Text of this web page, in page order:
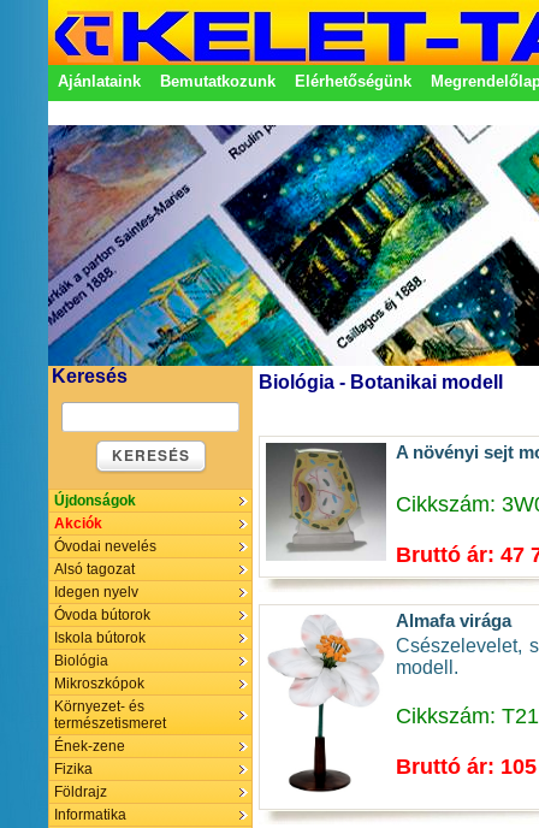
Ajánlataink Bemutatkozunk Elérhetőségünk
Keresés
KERESÉS
Újdonságok
Akciók
Óvodai nevelés
Alsó tagozat
Idegen nyelv
Óvoda bútorok
Iskola bútorok
Biológia
Mikroszkópok
Környezet- és
természetismeret
Ének-zene
Fizika
Földrajz
Informatika
Biológia - Botanikai modell
A növényi sejt
Cikkszám:
Bruttó ár: 47
Almafa virága
Csészelevelet,
modell.
Cikkszám:
Bruttó ár: